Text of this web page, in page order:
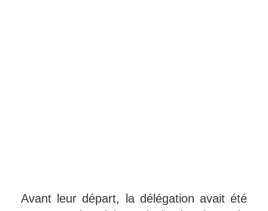
Avant leur départ, la délégation avait été